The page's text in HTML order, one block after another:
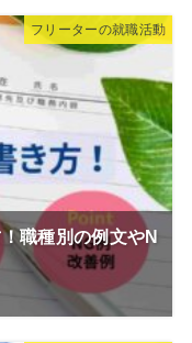
フリーターの就職活動
職種別の例文やN